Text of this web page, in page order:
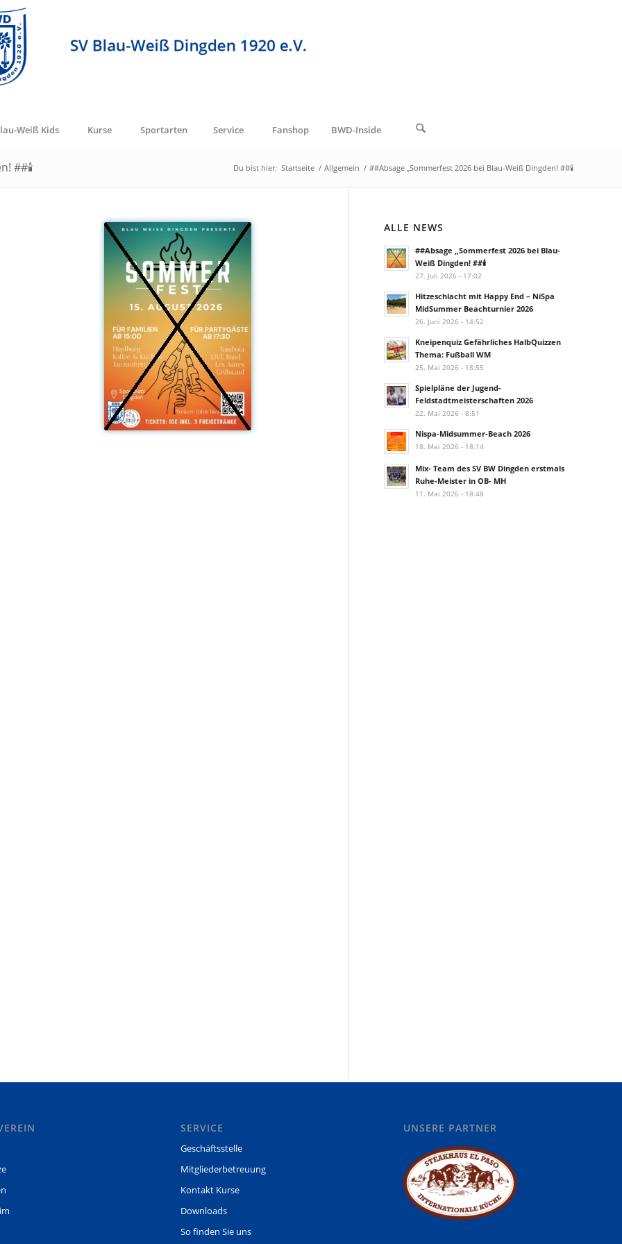
Weiß Kids Kurse Sportarten Service Fanshop BWD-Inside
##🕯️ Du bist hier: Startseite / Allgemein / ##Absage „Sommerfest 2026 bei Blau-Weiß Dingden! ##🕯️
ALLE NEWS
##Absage „Sommerfest 2026 bei Blau-
Weiß Dingden! ##🕯️
27. Juli 2026 - 17:02
Hitzeschlacht mit Happy End – NiSpa
MidSummer Beachturnier 2026
26. Juni 2026 - 14:52
Kneipenquiz Gefährliches HalbQuizzen
Thema: Fußball WM
25. Mai 2026 - 18:55
Spielpläne der Jugend-
Feldstadtmeisterschaften 2026
22. Mai 2026 - 8:51
Nispa-Midsummer-Beach 2026
18. Mai 2026 - 18:14
Mix- Team des SV BW Dingden erstmals
Ruhe-Meister in OB- MH
11. Mai 2026 - 18:48
SERVICE
Geschäftsstelle
Mitgliederbetreuung
Kontakt Kurse
Downloads
So finden Sie uns
UNSERE PARTNER